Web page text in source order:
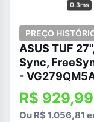
0.3ms
PREÇO
ASUS TUF
Sync,
-
R$ 929,99
Ou R$ 1.056,81